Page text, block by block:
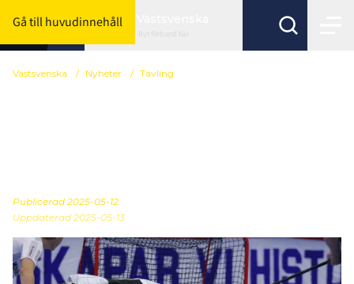
Gå till huvudinnehåll
Byt förbund här
Västsvenska / Nyheter / Tävling
Publicerad 2025-05-12
Uppdaterad 2025-05-13